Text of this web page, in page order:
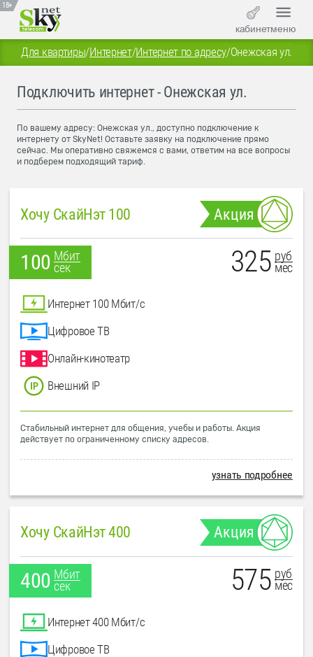
18+
кабинетменю
Для квартиры/Интернет/Интернет по адресу/Онежская ул.
Подключить интернет - Онежская ул.
По вашему адресу: Онежская ул., доступно подключение к
интернету от SkyNet! Оставьте заявку на подключение прямо
сейчас. Мы оперативно свяжемся с вами, ответим на все вопросы
и подберем подходящий тариф.
Хочу СкайНэт 100 Акция
100 Мбит
сек
325 руб
мес
Интернет 100 Мбит/с
Цифровое ТВ
Онлайн-кинотеатр
Внешний IP
Стабильный интернет для общения, учебы и работы. Акция
действует по ограниченному списку адресов.
узнать подробнее
Хочу СкайНэт 400 Акция
400 Мбит
сек
575 руб
мес
Интернет 400 Мбит/с
Цифровое ТВ